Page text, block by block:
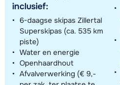
inclusief:
6-daagse skipas Zillertal
Superskipas (ca. 535 km
piste)
Water en energie
Openhaardhout
Afvalverwerking (€ 9,-